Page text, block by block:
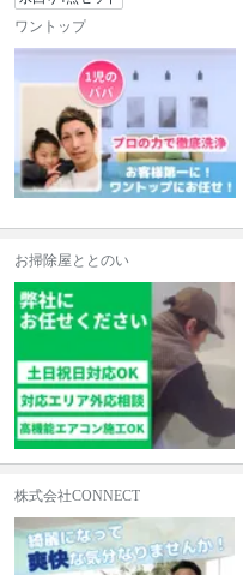
ワントップ
お掃除屋ととのい
株式会社CONNECT